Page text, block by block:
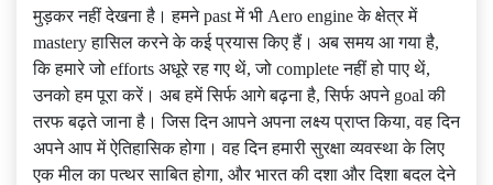
मुड़कर नहीं देखना है। हमने past में भी Aero engine के क्षेत्र में
mastery हासिल करने के कई प्रयास किए हैं। अब समय आ गया है,
कि हमारे जो efforts अधूरे रह गए थें, जो complete नहीं हो पाए थें,
उनको हम पूरा करें। अब हमें सिर्फ आगे बढ़ना है, सिर्फ अपने goal की
तरफ बढ़ते जाना है। जिस दिन आपने अपना लक्ष्य प्राप्त किया, वह दिन
अपने आप में ऐतिहासिक होगा। वह दिन हमारी सुरक्षा व्यवस्था के लिए
एक मील का पत्थर साबित होगा, और भारत की दशा और दिशा बदल देने